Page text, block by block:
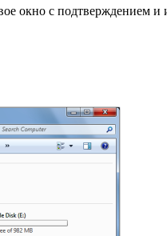
окно с подтверждением и